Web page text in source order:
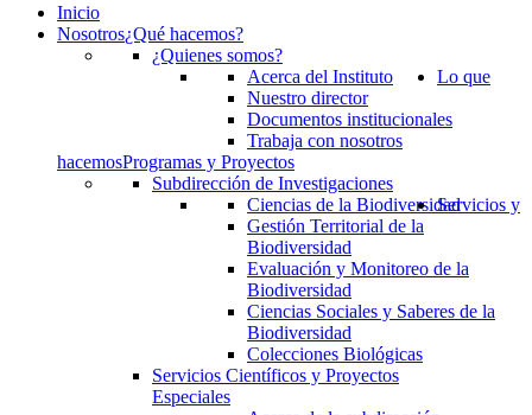
Inicio
Nosotros¿Qué hacemos?
¿Quienes somos?
Acerca del Instituto
Nuestro director
Documentos institucionales
Trabaja con nosotros
Lo que
hacemosProgramas y Proyectos
Subdirección de Investigaciones
Ciencias de la Biodiversidad
Gestión Territorial de la
Biodiversidad
Evaluación y Monitoreo de la
Biodiversidad
Ciencias Sociales y Saberes de la
Biodiversidad
Colecciones Biológicas
Servicios Científicos y Proyectos
Especiales
Servicios y